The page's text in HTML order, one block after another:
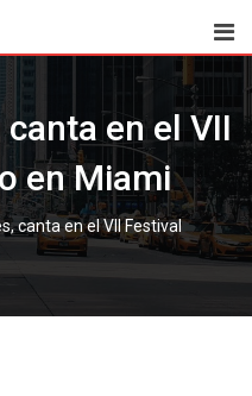
en el VII
en Miami
canta en el VII Festival